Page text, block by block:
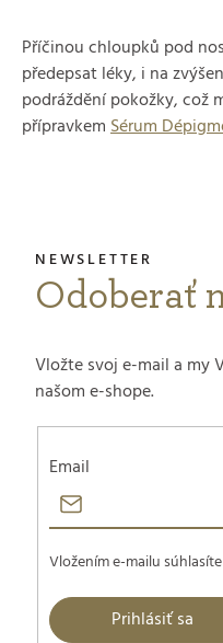
Příčinou chloupků pod
předepsat léky, i na
podráždění pokožky, což
přípravkemSérum
Odoberať
Vložte svoj e-mail a my
našom e-shope.
Email
Vložením e-mailu
Prihlásiť sa